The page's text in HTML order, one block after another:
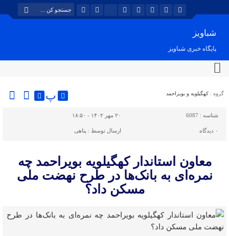
شباویز
پایگاه خبری شباویز
گروه : کهگیلویه و بویراحمد پ
شناسه : 6087 ۲۰ مهر ۱۴۰۲ - ۱۸:۵۰
۰ دیدگاه ارسال توسط : پناهی
معاون استاندار کهگیلویه بویراحمد چه
نمره‌ای به بانک‌ها در طرح نهضت ملی
مسکن داد؟